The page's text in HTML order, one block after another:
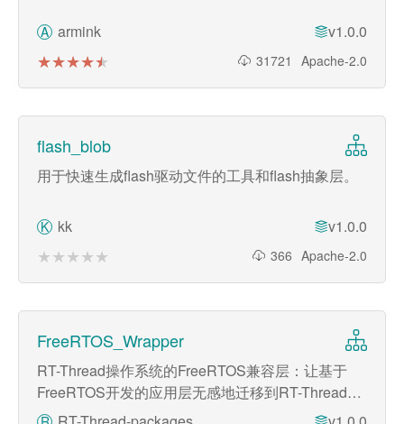
A armink v1.0.0
★★★★★
★★★★★ 31721 Apache-2.0
flash_blob
用于快速生成flash驱动文件的工具和flash抽象层。
K kk v1.0.0
★★★★★
★★★★★ 366 Apache-2.0
FreeRTOS_Wrapper
RT-Thread操作系统的FreeRTOS兼容层：让基于
FreeRTOS开发的应用层无感地迁移到RT-Thread操
作系统